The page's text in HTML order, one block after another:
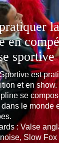
en
sportive
est
et en show.
se
le monde
: Valse
Slow Fox